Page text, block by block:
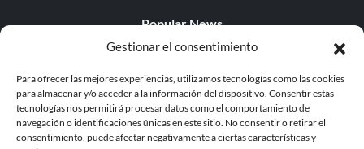
Gestionar el consentimiento
Para ofrecer las mejores experiencias, utilizamos tecnologías como las cookies
para almacenar y/o acceder a la información del dispositivo. Consentir estas
tecnologías nos permitirá procesar datos como el comportamiento de
navegación o identificaciones únicas en este sitio. No consentir o retirar el
consentimiento, puede afectar negativamente a ciertas características y
Popular News
Popular Editorials
Popular Free Games
LATEST UPDATES